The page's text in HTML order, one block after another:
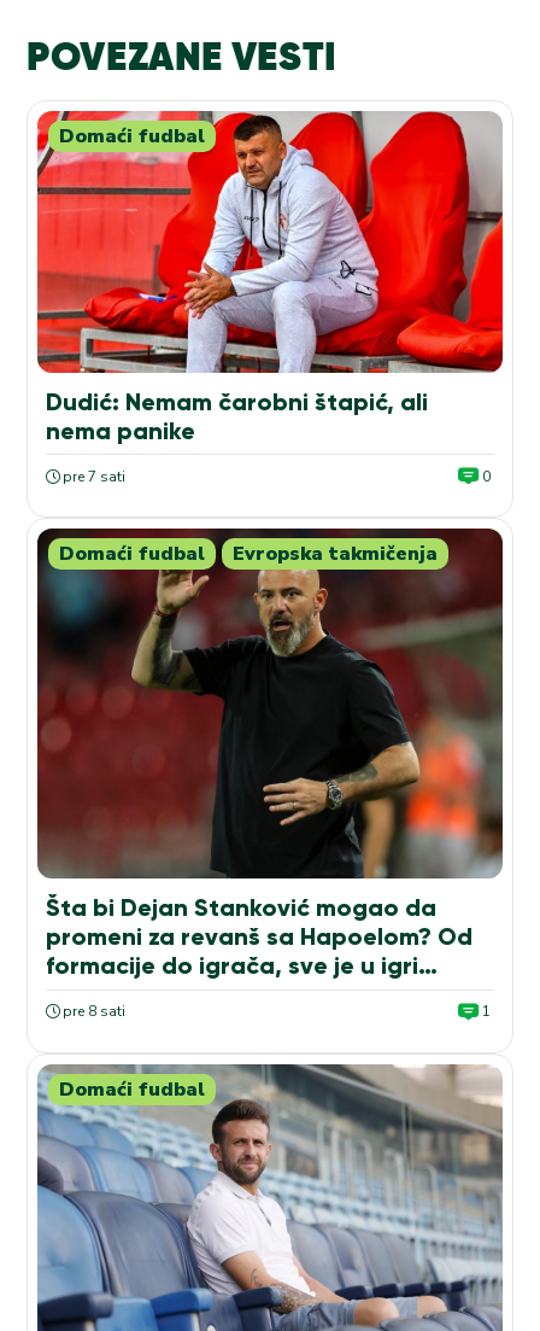
POVEZANE VESTI
Domaći fudbal
Dudić: Nemam čarobni štapić, ali
nema panike
pre 7 sati 0
Domaći fudbal Evropska takmičenja
Šta bi Dejan Stanković mogao da
promeni za revanš sa Hapoelom? Od
formacije do igrača, sve je u igri…
pre 8 sati 1
Domaći fudbal